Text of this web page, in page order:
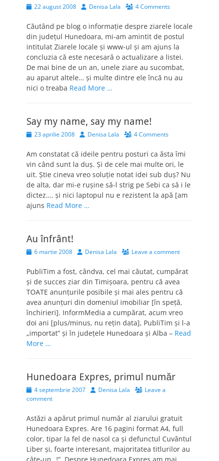
Posted
22 august 2008 AuthorDenisa Lala 4 Comments
Căutând pe blog o informaţie despre ziarele locale
din judeţul Hunedoara, mi-am amintit de postul
intitulat Ziarele locale şi www-ul şi am ajuns la
concluzia că este necesară o actualizare a listei.
De mai bine de un an, unele ziare au sucombat,
au aparut altele… şi multe dintre ele încă nu au
nici o treaba Read More …
Say my name, say my name!
Posted
23 aprilie 2008 AuthorDenisa Lala 4 Comments
Am constatat că ideile pentru posturi ca ăsta îmi
vin când sunt la duş. Şi de cele mai multe ori, le
uit. Ştie cineva vreo soluţie notat idei sub duş? Nu
de alta, dar mi-e ruşine să-l strig pe Sebi ca să i le
dictez…. şi nici laptopul nu e rezistent la apă [am
ajuns Read More …
Au înfrânt!
Posted
6 martie 2008 AuthorDenisa Lala Leave a comment
PubliTim a fost, cândva, cel mai căutat, cumpărat
şi de succes ziar din Timişoara, pentru că avea
TOATE anunţurile posibile şi mai ales pentru că
avea anunţuri din domeniul imobiliar [în speţă,
închirieri]. InformMedia a cumpărat, acum vreo
doi ani [plus/minus, nu reţin data], PubliTim şi l-a
„importat” şi în judeţele Hunedoara şi Alba – Read
More …
Hunedoara Expres, primul număr
Posted
on
4 septembrie 2007 AuthorDenisa Lala
Leave a
comment
Astăzi a apărut primul număr al ziarului gratuit
Hunedoara Expres. Are 16 pagini format A4, full
color, tipar la fel de nasol ca şi defunctul Cuvântul
Liber şi, foarte interesant, majoritatea titlurilor au